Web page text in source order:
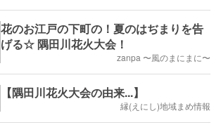
花のお江戸の下町の！夏のはぢまりを告
げる☆ 隅田川花火大会！
zanpa 〜風のまにまに〜
【隅田川花火大会の由来...】
縁(えにし)地域まめ情報